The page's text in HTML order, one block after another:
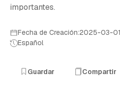
importantes.
Fecha de Creación:2025-03-01
Español
Guardar Compartir